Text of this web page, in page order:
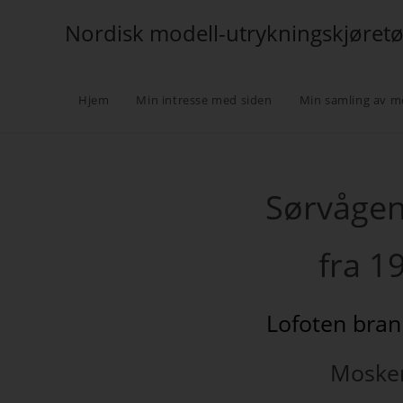
Nordisk modell-
Hjem Min intresse med siden Min samling av
fra
Lofoten